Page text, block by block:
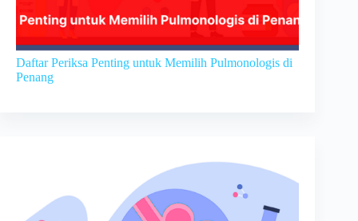
Daftar Periksa Penting untuk Memilih Pulmonologis di
Penang